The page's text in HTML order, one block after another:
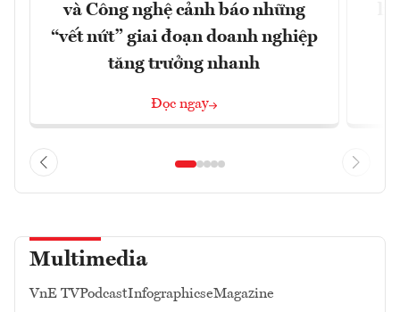
và Công nghệ cảnh báo những
“vết nứt” giai đoạn doanh nghiệp
tăng trưởng nhanh
Đọc ngay
Multimedia
VnE TVPodcastInfographicseMagazine